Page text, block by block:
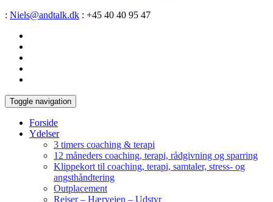
: Niels@andtalk.dk : +45 40 40 95 47
Toggle navigation
Forside
Ydelser
3 timers coaching & terapi
12 måneders coaching, terapi, rådgivning og sparring
Klippekort til coaching, terapi, samtaler, stress- og
angsthåndtering
Outplacement
Rejser – Hærvejen – Udstyr